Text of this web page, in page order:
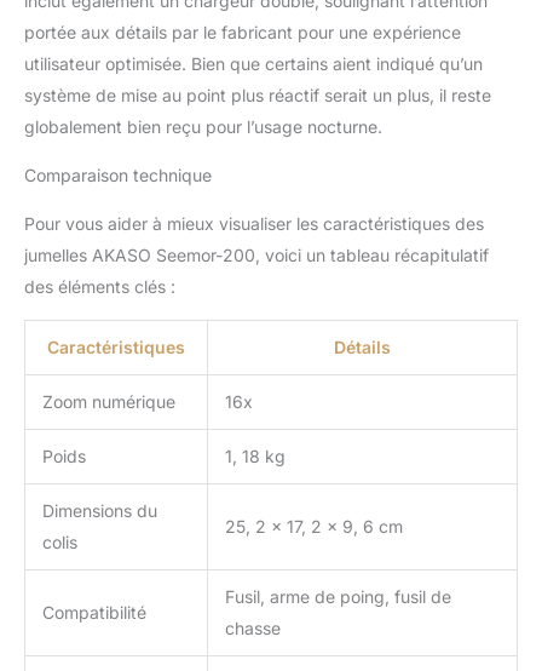
idéales pour toutes les
conditions
météorologiques. Le
gyroscope à 6 axes et la
boussole intégrés
que vous soyez.
portée aux détails par le fabricant pour une expérience
utilisateur optimisée. Bien que certains aient indiqué qu’un
système de mise au point plus réactif serait un plus, il reste
globalement bien reçu pour l’usage nocturne.
Comparaison technique
Pour vous aider à mieux visualiser les caractéristiques des
jumelles AKASO Seemor-200, voici un tableau récapitulatif
des éléments clés :
Caractéristiques Détails
Zoom numérique 16x
Poids 1, 18 kg
Dimensions du
colis
25, 2 x 17, 2 x 9, 6 cm
Compatibilité
Fusil, arme de poing, fusil de
chasse